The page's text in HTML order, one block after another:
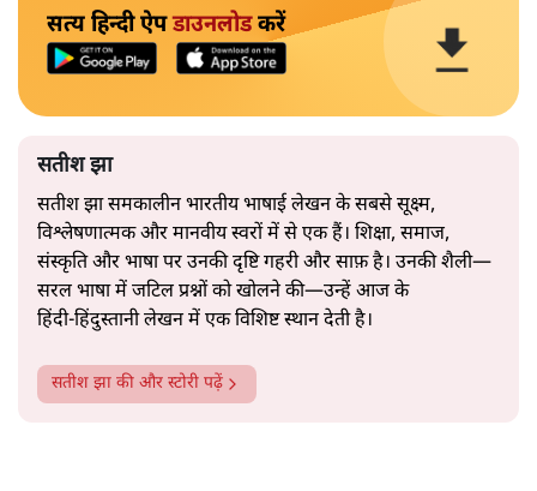
सत्य हिन्दी ऐपडाउनलोडकरें
सतीश झा
सतीश झा समकालीन भारतीय भाषाई लेखन के सबसे सूक्ष्म,
विश्लेषणात्मक और मानवीय स्वरों में से एक हैं। शिक्षा, समाज,
संस्कृति और भाषा पर उनकी दृष्टि गहरी और साफ़ है। उनकी शैली—
सरल भाषा में जटिल प्रश्नों को खोलने की—उन्हें आज के
हिंदी‑हिंदुस्तानी लेखन में एक विशिष्ट स्थान देती है।
सतीश झा की और स्टोरी पढ़ें